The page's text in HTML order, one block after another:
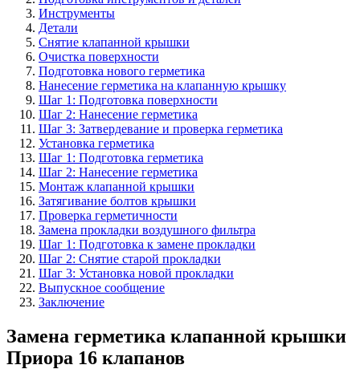
Инструменты
Детали
Снятие клапанной крышки
Очистка поверхности
Подготовка нового герметика
Нанесение герметика на клапанную крышку
Шаг 1: Подготовка поверхности
Шаг 2: Нанесение герметика
Шаг 3: Затвердевание и проверка герметика
Установка герметика
Шаг 1: Подготовка герметика
Шаг 2: Нанесение герметика
Монтаж клапанной крышки
Затягивание болтов крышки
Проверка герметичности
Замена прокладки воздушного фильтра
Шаг 1: Подготовка к замене прокладки
Шаг 2: Снятие старой прокладки
Шаг 3: Установка новой прокладки
Выпускное сообщение
Заключение
Замена герметика клапанной крышки
Приора 16 клапанов